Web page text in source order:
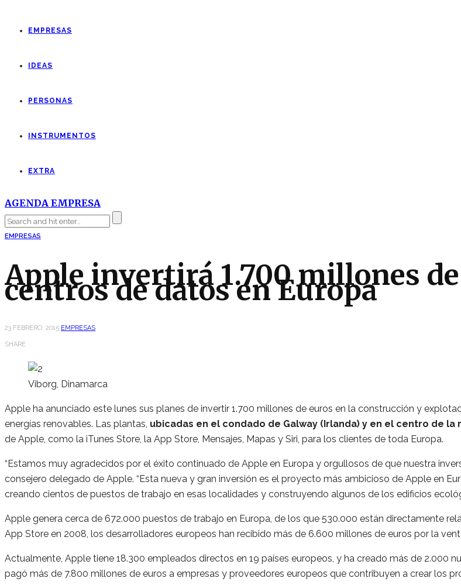
EMPRESAS
IDEAS
PERSONAS
INSTRUMENTOS
EXTRA
AGENDA EMPRESA
EMPRESAS
Apple invertirá 1.700 millones
centros de datos en Europa
23 FEBRERO, 2015 EMPRESAS
SHARE
Viborg, Dinamarca
Apple ha anunciado este lunes sus planes de invertir 1.700 millones de euros en la construcción y
energías renovables. Las plantas, ubicadas en el condado de Galway (Irlanda) y en el centro de la
de Apple, como la iTunes Store, la App Store, Mensajes, Mapas y Siri, para los clientes de toda Europa.
“Estamos muy agradecidos por el éxito continuado de Apple en Europa y orgullosos de que nuestra
consejero delegado de Apple. “Esta nueva y gran inversión es el proyecto más ambicioso de Apple en
creando cientos de puestos de trabajo en esas localidades y construyendo algunos de los edificios
Apple genera cerca de 672.000 puestos de trabajo en Europa, de los que 530.000 están directamente
App Store en 2008, los desarrolladores europeos han recibido más de 6.600 millones de euros por la
Actualmente, Apple tiene 18.300 empleados directos en 19 países europeos, y ha creado más de 2.000
pagó más de 7.800 millones de euros a empresas y proveedores europeos que contribuyen a crear los